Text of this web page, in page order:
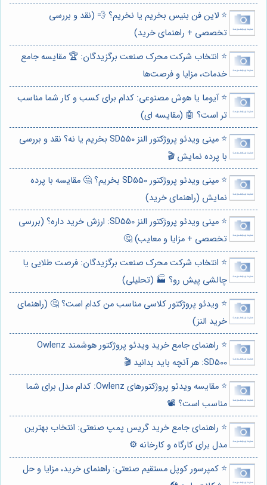
⭐️ لاین فن بنیس بخریم یا نخریم؟ 💨 (نقد و بررسی
تخصصی + راهنمای خرید)
⭐️ انتخاب شرکت محرک صنعت برگزیدگان: 🏆 مقایسه جامع
خدمات، مزایا و فرصت‌ها
⭐️ آیوما یا هوش مصنوعی: کدام برای کسب و کار شما مناسب
تر است؟ 🤖 (مقایسه ای)
⭐️ مینی ویدئو پروژکتور النز SD550 بخریم یا نه؟ نقد و بررسی
با پرده نمایش 🎬
⭐️ مینی ویدئو پروژکتور SD550 بخریم؟ 🤔 مقایسه با پرده
نمایش (راهنمای خرید)
⭐️ مینی ویدئو پروژکتور النز SD550: ارزش خرید داره؟ (بررسی
تخصصی + مزایا و معایب) 🤔
⭐️ انتخاب شرکت محرک صنعت برگزیدگان: فرصت طلایی یا
چالشی پیش رو؟ 🏭 (تحلیلی)
⭐️ ویدئو پروژکتور کلاسی مناسب من کدام است؟ 🤔 (راهنمای
خرید النز)
⭐️ راهنمای جامع خرید ویدئو پروژکتور هوشمند Owlenz
SD500: هر آنچه باید بدانید 🎬
⭐️ مقایسه ویدئو پروژکتورهای Owlenz: کدام مدل برای شما
مناسب است؟ 📽️
⭐️ راهنمای جامع خرید گریس پمپ صنعتی: انتخاب بهترین
مدل برای کارگاه و کارخانه ⚙️
⭐️ کمپرسور کوپل مستقیم صنعتی: راهنمای خرید، مزایا و حل